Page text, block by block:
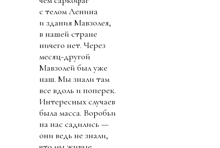
с телом Ленина
и здания Мавзолея,
в нашей стране
ничего нет. Через
месяц-другой
Мавзолей был уже
наш. Мы знали там
все вдоль и поперек.
Интересных случаев
была масса. Воробьи
на нас садились —
они ведь не знали,